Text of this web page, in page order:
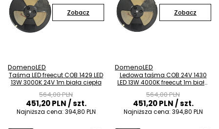
Zobacz
DomenoLED
Taśma LED freecut COB 1429 LED
13W 3000K 24V 1m biała ciepła
564,00 PLN
451,20 PLN/ szt.
Najniższa cena: 394,80 PLN
Zobacz
DomenoLED
Ledowa taśma COB 24V 1430
LED 13W 4000K freecut 1m biała
564,00 PLN
451,20 PLN/ szt.
Najniższa cena: 394,80 PLN